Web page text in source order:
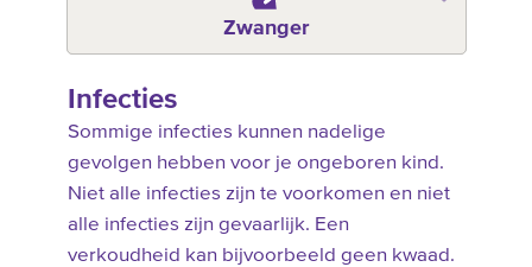
Zwanger
Infecties
Sommige infecties kunnen nadelige
gevolgen hebben voor je ongeboren kind.
Niet alle infecties zijn te voorkomen en niet
alle infecties zijn gevaarlijk. Een
verkoudheid kan bijvoorbeeld geen kwaad.